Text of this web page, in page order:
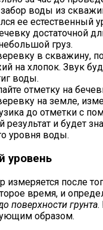
забор воды из
ее естественный
достаточной
груз.
в скважину,
на хлопок. Звук
воды.
отметку на
на земле,
до отметки с
результат и будет
уровня воды.
уровень
после
время, и
поверхности грунта.
образом.